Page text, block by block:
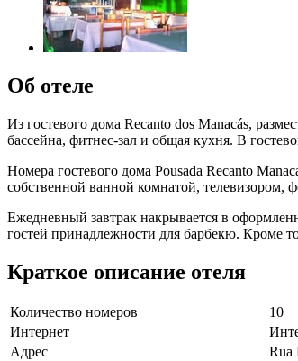
Об отеле
Из гостевого дома Recanto dos Manacás,
бассейна, фитнес-зал и общая кухня. В
Номера гостевого дома Pousada Recanto
собственной ванной комнатой, телевизором,
Ежедневный завтрак накрывается в
гостей принадлежности для барбекю. Кроме
Краткое описание отеля
Количество номеров
10
Интернет
Адрес
Rua